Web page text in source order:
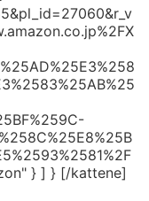
} ] } [/kattene]